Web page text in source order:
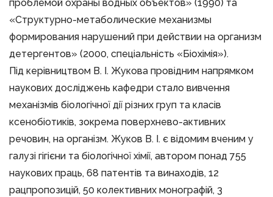
проблемой охраны водных объектов» (1990) та
«Структурно-метаболические механизмы
формирования нарушений при действии на организм
детергентов» (2000, спеціальність «Біохімія»).
Під керівництвом В. І. Жукова провідним напрямком
наукових досліджень кафедри стало вивчення
механізмів біологічної дії різних груп та класів
ксенобіотиків, зокрема поверхнево-активних
речовин, на організм. Жуков В. І. є відомим вченим у
галузі гігієни та біологічної хімії, автором понад 755
наукових праць, 68 патентів та винаходів, 12
рацпропозицій, 50 колективних монографій, 3